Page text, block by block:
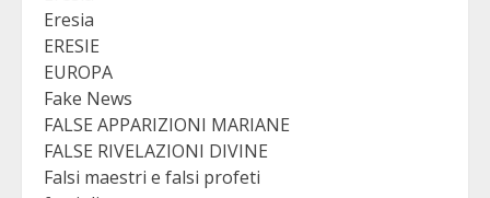
Eresia
ERESIE
EUROPA
Fake News
FALSE APPARIZIONI MARIANE
FALSE RIVELAZIONI DIVINE
Falsi maestri e falsi profeti